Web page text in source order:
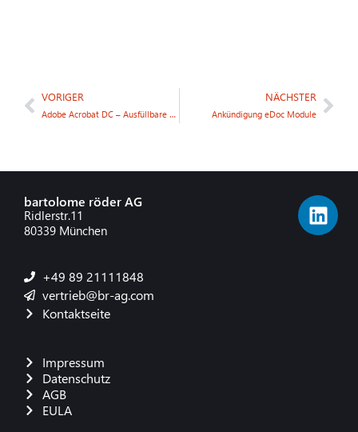
VORIGER
Adobe Acrobat DC – Ausfüllbare PDF erstellen
NÄCHSTER
Ankündigung eDoc Module
bartolome röder AG
Ridlerstr.11
80339 München
+49 89 21111848
vertrieb@br-ag.com
Kontaktseite
Impressum
Datenschutz
AGB
EULA